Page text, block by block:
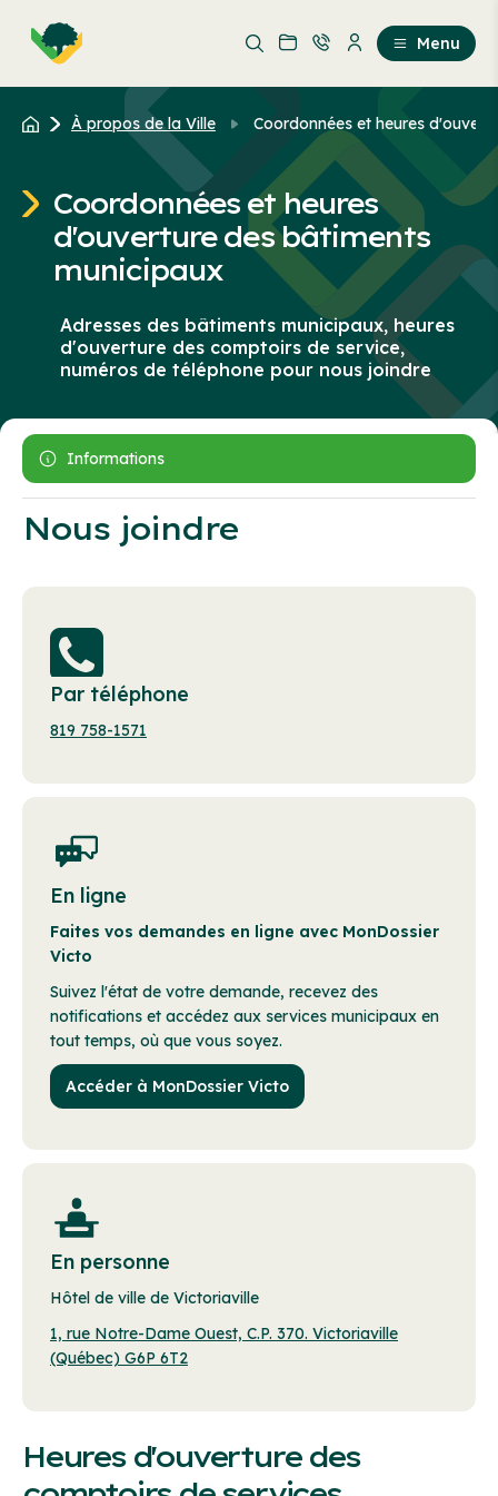
contenu
au
contenu
Menu
À propos de la Ville Coordonnées et heures
Coordonnées et heures
d'ouverture des bâtiments
municipaux
Adresses des bâtiments municipaux, heures
d'ouverture des comptoirs de service,
numéros de téléphone pour nous joindre
Informations
Nous joindre
Par téléphone
819 758-1571
En ligne
Faites vos demandes en ligne avec MonDossier
Victo
Suivez l'état de votre demande, recevez des
notifications et accédez aux services municipaux en
tout temps, où que vous soyez.
Accéder à MonDossier Victo
En personne
Hôtel de ville de Victoriaville
1, rue Notre-Dame Ouest, C.P. 370. Victoriaville
(Québec) G6P 6T2
Heures d'ouverture des